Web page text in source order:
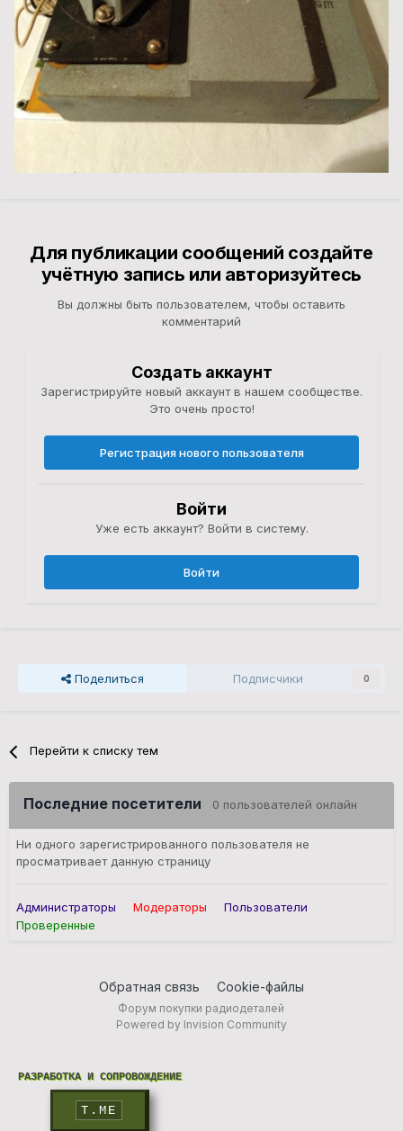
Для публикации сообщений создайте
учётную запись или авторизуйтесь
Вы должны быть пользователем, чтобы оставить
комментарий
Создать аккаунт
Зарегистрируйте новый аккаунт в нашем сообществе.
Это очень просто!
Регистрация нового пользователя
Войти
Уже есть аккаунт? Войти в систему.
Войти
Поделиться Подписчики 0
Перейти к списку тем
Последние посетители 0 пользователей онлайн
Ни одного зарегистрированного пользователя не
просматривает данную страницу
Администраторы Модераторы
Пользователи
Проверенные
Обратная связь Cookie-файлы
Форум покупки радиодеталей
Powered by Invision Community
РАЗРАБОТКА И СОПРОВОЖДЕНИЕ
T.ME